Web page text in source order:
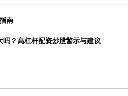
南
吗？高杠杆配资炒股警示与建议